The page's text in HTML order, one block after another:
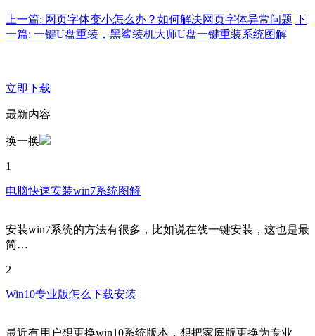
上一篇: 网页字体变小怎么办？如何解决网页字体异常问题 下
一篇: 一键U盘重装，黑鲨装机大师U盘一键重装系统图解
立即下载
最新内容
换一换
1
电脑快速安装win7系统图解
安装win7系统的方法有很多，比如说在线一键安装，这也是最
简…
2
Win10专业版怎么下载安装
最近有用户想更换win10系统版本，想把家庭版更换为专业